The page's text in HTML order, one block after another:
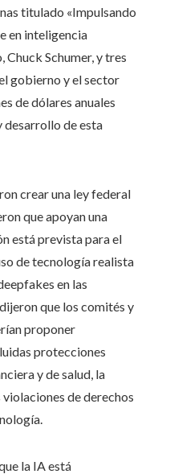
titulado «Impulsando
en inteligencia
Chuck Schumer, y tres
gobierno y el sector
de dólares anuales
desarrollo de esta
crear una ley federal
que apoyan una
está prevista para el
de tecnología realista
en las
que los comités y
proponer
protecciones
y de salud, la
de derechos
la IA está